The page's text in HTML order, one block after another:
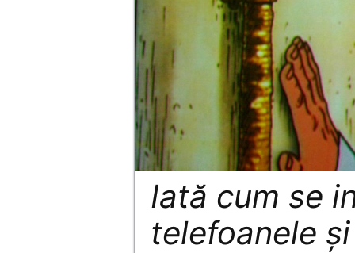
Iată cum se
telefoanele